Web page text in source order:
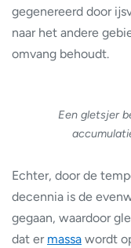
gegenereerd door
naar het andere
omvang behoudt.
Een gletsjer
Echter, door de
decennia is de
gegaan, waardoor
dat er massa wordt